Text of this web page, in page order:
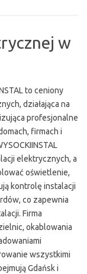
w
to ceniony
działająca na
profesjonalne
firmach i
elektrycznych, a
oświetlenie,
kontrolę instalacji
co zapewnia
Firma
okablowania
wszystkimi
Gdańsk i